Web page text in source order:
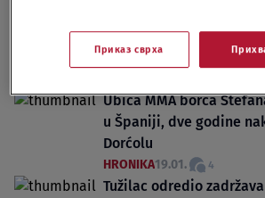
Ubica MMA borca
u Španiji, dve godine
Dorćolu
HRONIKA19.01. 4
Tužilac odredio
Приказ сврха